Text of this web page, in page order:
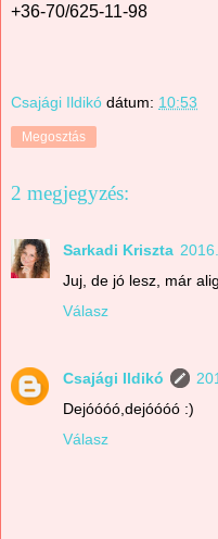
+36-70/625-11-98
Csajági Ildikó dátum: 10:53
Megosztás
2 megjegyzés:
Sarkadi Kriszta
Juj, de jó lesz, már
Válasz
Csajági Ildikó
Dejóóóó,dejóóóó :)
Válasz